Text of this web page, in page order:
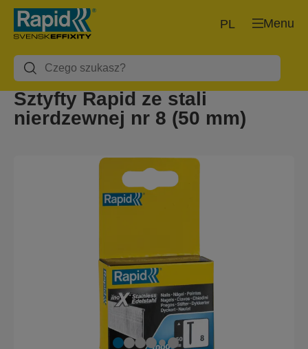
Menu
PL
Sztyfty Rapid ze stali
nierdzewnej nr 8 (50 mm)